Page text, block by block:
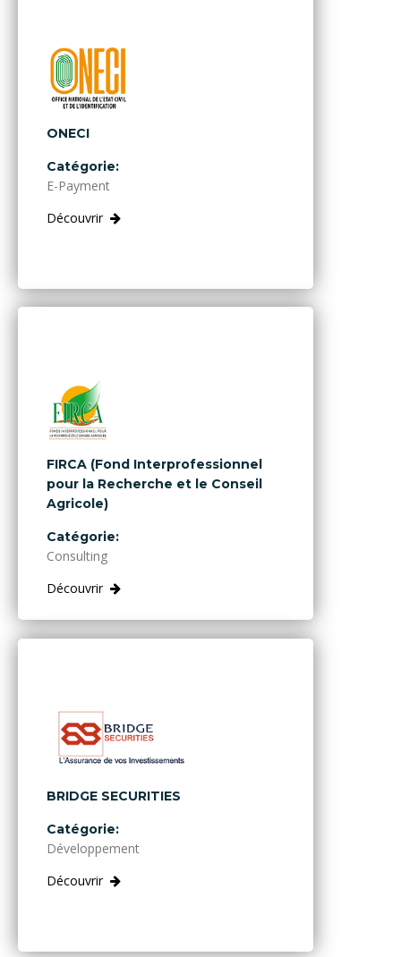
ONECI
Catégorie:
E-Payment
Découvrir
FIRCA (Fond Interprofessionnel
pour la Recherche et le Conseil
Agricole)
Catégorie:
Consulting
Découvrir
BRIDGE SECURITIES
Catégorie:
Développement
Découvrir